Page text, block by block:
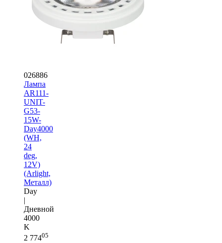
026886
Лампа
AR111-
UNIT-
G53-
15W-
Day4000
(WH,
24
deg,
12V)
(Arlight,
Металл)
Day
|
Дневной
4000
K
2 77405